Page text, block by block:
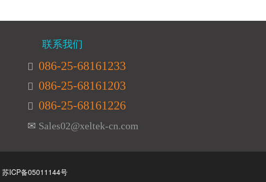
联系我们
086-25-68161233
086-25-68161203
086-25-68161226
Sales02@xeltek-cn.com
苏ICP备05011144号